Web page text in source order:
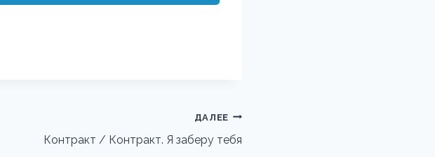
ДАЛЕЕ
Контракт / Контракт. Я заберу тебя